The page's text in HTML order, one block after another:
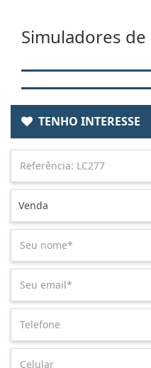
Simuladores de
TENHO INTERESSE
Venda